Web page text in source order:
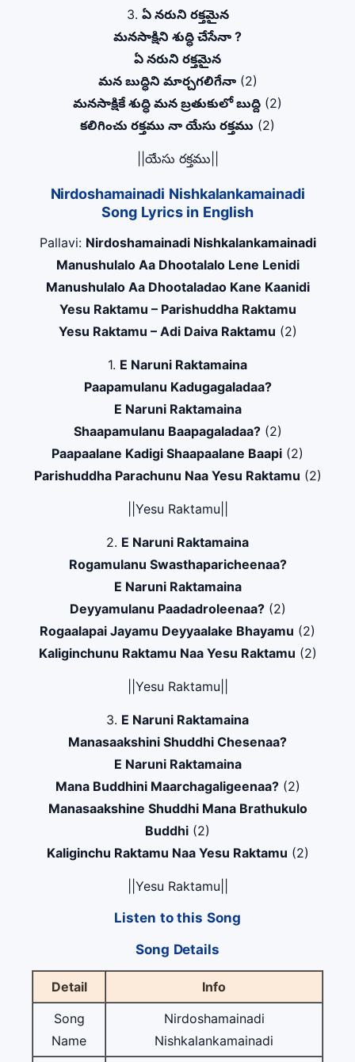
3. ఏ నరుని రక్తమైన
మనసాక్షిని శుద్ధి చేసేనా ?
ఏ నరుని రక్తమైన
మన బుద్ధిని మార్చగలిగేనా(2)
మనసాక్షికే శుద్ధి మన బ్రతుకులో బుద్ది (2)
కలిగించు రక్తము నా యేసు రక్తము (2)
||యేసు రక్తము||
Nirdoshamainadi Nishkalankamainadi
Song Lyrics in English
Pallavi: Nirdoshamainadi Nishkalankamainadi
Manushulalo Aa Dhootalalo Lene Lenidi
Manushulalo Aa Dhootaladao Kane Kaanidi
Yesu Raktamu – Parishuddha Raktamu
Yesu Raktamu – Adi Daiva Raktamu (2)
1. E Naruni Raktamaina
Paapamulanu Kadugagaladaa?
E Naruni Raktamaina
Shaapamulanu Baapagaladaa?(2)
Paapaalane Kadigi Shaapaalane Baapi (2)
Parishuddha Parachunu Naa Yesu Raktamu (2)
||Yesu Raktamu||
2. E Naruni Raktamaina
Rogamulanu Swasthaparicheenaa?
E Naruni Raktamaina
Deyyamulanu Paadadroleenaa?(2)
Rogaalapai Jayamu Deyyaalake Bhayamu (2)
Kaliginchunu Raktamu Naa Yesu Raktamu (2)
||Yesu Raktamu||
3. E Naruni Raktamaina
Manasaakshini Shuddhi Chesenaa?
E Naruni Raktamaina
Mana Buddhini Maarchagaligeenaa?(2)
Manasaakshine Shuddhi Mana Brathukulo
Buddhi (2)
Kaliginchu Raktamu Naa Yesu Raktamu (2)
||Yesu Raktamu||
Listen to this Song
Song Details
Detail
Info
Song
Name
Nirdoshamainadi
Nishkalankamainadi